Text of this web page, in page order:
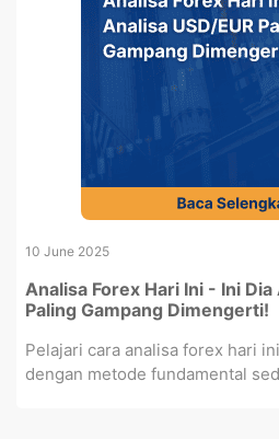
10 June 2025
Analisa Forex Hari Ini - Ini Dia
Paling Gampang Dimengerti!
Pelajari cara analisa forex hari
dengan metode fundamental